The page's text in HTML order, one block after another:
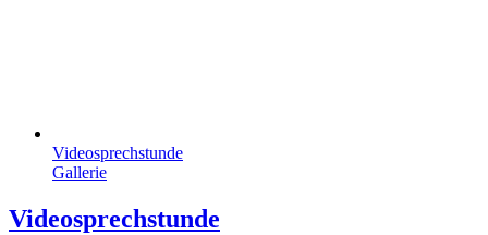
Videosprechstunde
Gallerie
Videosprechstunde